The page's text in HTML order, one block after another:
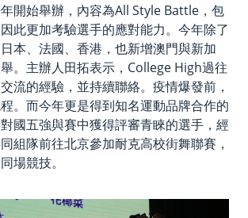
開始舉辦，內容為All Style Battle，包
此更加考驗選手的應對能力。今年除了
本、法國、香港，也新增澳門與新加
。主辦人田拓表示，College High過往
流的經驗，並持續聯絡。疫情爆發前，
。而今年更是得到知名運動品牌合作的
國五強與賽中獲得評審青睞的選手，經
組隊前往北京參加耐克高校街舞聯賽，
場競技。